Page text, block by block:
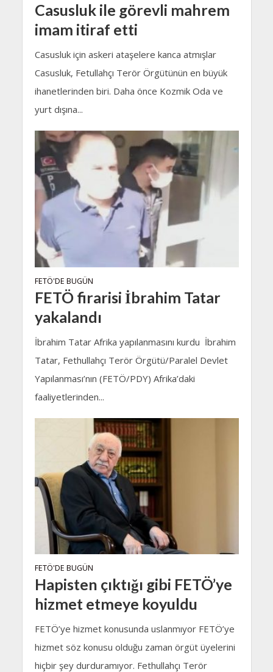
Casusluk ile görevli mahrem
imam itiraf etti
Casusluk için askeri ataşelere kanca atmışlar
Casusluk, Fetullahçı Terör Örgütünün en büyük
ihanetlerinden biri. Daha önce Kozmik Oda ve
yurt dışına...
FETÖ'DE BUGÜN
FETÖ firarisi İbrahim Tatar
yakalandı
İbrahim Tatar Afrika yapılanmasını kurdu İbrahim
Tatar, Fethullahçı Terör Örgütü/Paralel Devlet
Yapılanması’nın (FETÖ/PDY) Afrika’daki
faaliyetlerinden...
FETÖ'DE BUGÜN
Hapisten çıktığı gibi FETÖ’ye
hizmet etmeye koyuldu
FETÖ’ye hizmet konusunda uslanmıyor FETÖ’ye
hizmet söz konusu olduğu zaman örgüt üyelerini
hiçbir şey durduramıyor. Fethullahçı Terör